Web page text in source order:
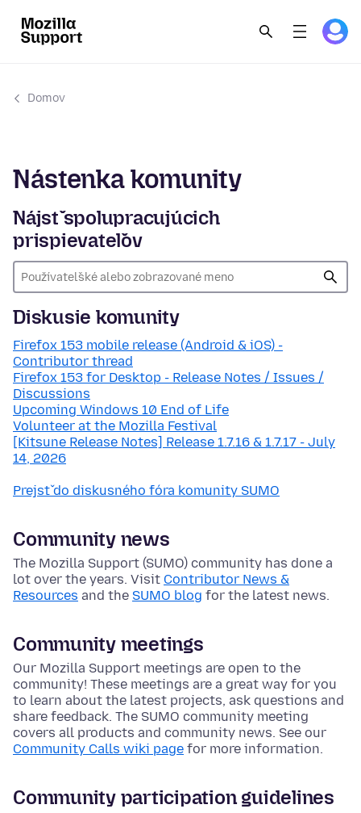
Domov
Nástenka komunity
Nájsť spolupracujúcich
prispievateľov
Diskusie komunity
Firefox 153 mobile release (Android & iOS) -
Contributor thread
Firefox 153 for Desktop - Release Notes / Issues /
Discussions
Upcoming Windows 10 End of Life
Volunteer at the Mozilla Festival
[Kitsune Release Notes] Release 1.7.16 & 1.7.17 - July
14, 2026
Prejsť do diskusného fóra komunity SUMO
Community news
The Mozilla Support (SUMO) community has done a
lot over the years. Visit Contributor News &
Resources and the SUMO blog for the latest news.
Community meetings
Our Mozilla Support meetings are open to the
community! These meetings are a great way for you
to learn about the latest projects, ask questions and
share feedback. The SUMO community meeting
covers all products and community news. See our
Community Calls wiki page for more information.
Community participation guidelines